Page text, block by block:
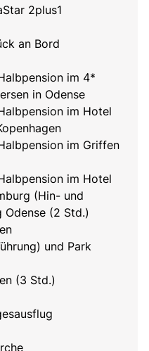
2plus1
an Bord
im 4*
in Odense
im Hotel
im Griffen
im Hotel
(Hin- und
Odense (2 Std.)
und Park
(3 Std.)